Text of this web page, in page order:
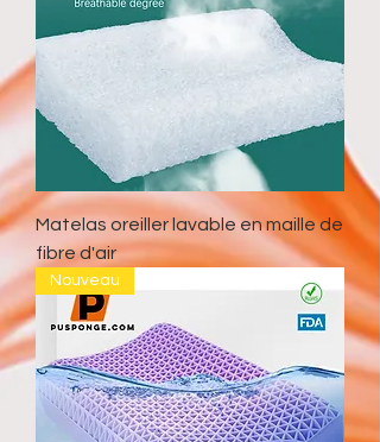
Matelas oreiller lavable en maille de
fibre d'air
Nouveau